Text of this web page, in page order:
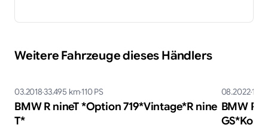
Weitere Fahrzeuge dieses Händlers
03.201833.495 km110PS
BMW R nineT *​Option 719*​Vintage*​R nine
T*
08.2022
BMW R